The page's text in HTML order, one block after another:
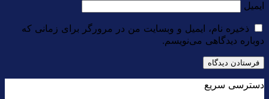
ایمیل
ذخیره نام، ایمیل و وبسایت من در مرورگر برای زمانی که
دوباره دیدگاهی می‌نویسم.
دسترسی سریع